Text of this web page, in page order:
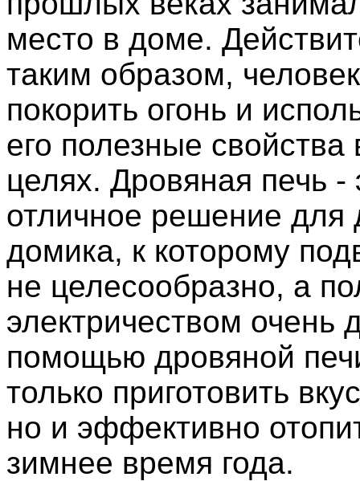
место в доме.
таким образом,
покорить огонь и
его полезные свойства
целях. Дровяная печь -
отличное решение для
домика, к которому
не целесообразно, а
электричеством очень
помощью дровяной
только приготовить
но и эффективно
зимнее время года.